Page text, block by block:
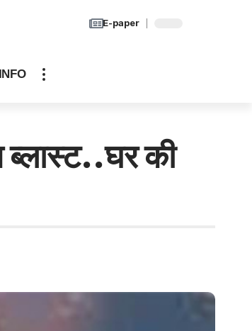
E-paper
की